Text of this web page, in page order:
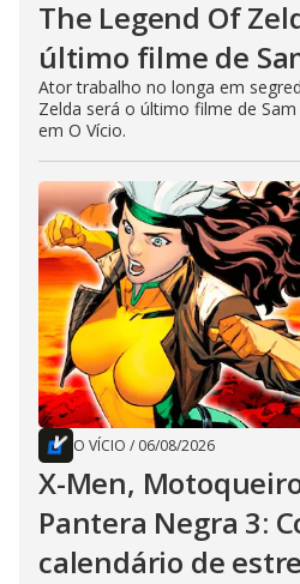
The Legend Of
último filme de
Ator trabalho no longa em
Zelda será o último filme de
em O Vício.
O VÍCIO / 06/08/2026
X-Men,
Pantera Negra 3:
calendário de